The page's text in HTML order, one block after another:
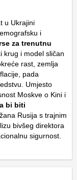
u Ukrajini
i
za trenutnu
krug i model sličan
rast, zemlja
pada
Umjesto
Moskve o Kini i
bi biti
Rusija s trajnim
bivšeg direktora
sigurnost.